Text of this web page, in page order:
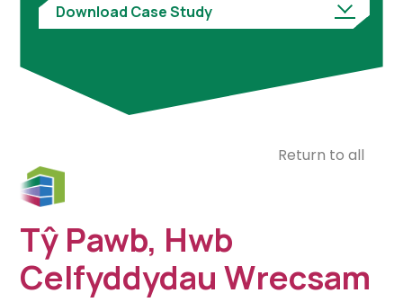
Return to all
Tŷ Pawb, Hwb
Celfyddydau Wrecsam
Download Case Study